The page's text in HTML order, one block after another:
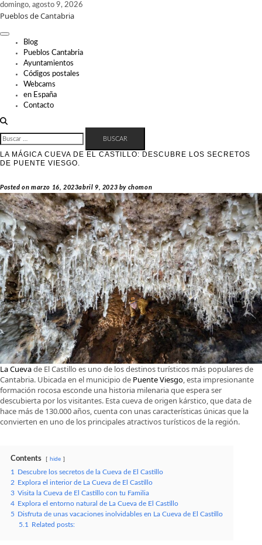
Skip
to
domingo, agosto 9, 2026
Pueblos de Cantabria
Blog
Pueblos Cantabria
Ayuntamientos
Códigos postales
Webcams
en España
Contacto
BUSCAR:
LA MÁGICA CUEVA DE EL CASTILLO: DESCUBRE LOS SECRETOS
DE PUENTE VIESGO.
Posted on marzo 16, 2023abril 9, 2023 by chomon
La Cuevade El Castillo es uno de los destinos turísticos más populares de
Cantabria. Ubicada en el municipio de Puente Viesgo, esta impresionante
formación rocosa esconde una historia milenaria que espera ser
descubierta por los visitantes. Esta cueva de origen kárstico, que data de
hace más de 130.000 años, cuenta con unas características únicas que la
convierten en uno de los principales atractivos turísticos de la región.
Contents hide
1
Descubre los secretos de la Cueva de El Castillo
2
Explora el interior de La Cueva de El Castillo
3 Visita la Cueva de El Castillo con tu Familia
4
Explora el entorno natural de La Cueva de El Castillo
5
Disfruta de unas vacaciones inolvidables en La Cueva de El Castillo
5.1
Related posts: